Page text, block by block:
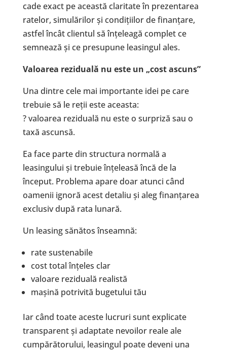
cade exact pe această claritate în prezentarea
ratelor, simulărilor și condițiilor de finanțare,
astfel încât clientul să înțeleagă complet ce
semnează și ce presupune leasingul ales.
Valoarea reziduală nu este un „cost ascuns”
Una dintre cele mai importante idei pe care
trebuie să le reții este aceasta:
? valoarea reziduală nu este o surpriză sau o
taxă ascunsă.
Ea face parte din structura normală a
leasingului și trebuie înțeleasă încă de la
început. Problema apare doar atunci când
oamenii ignoră acest detaliu și aleg finanțarea
exclusiv după rata lunară.
Un leasing sănătos înseamnă:
rate sustenabile
cost total înțeles clar
valoare reziduală realistă
mașină potrivită bugetului tău
Iar când toate aceste lucruri sunt explicate
transparent și adaptate nevoilor reale ale
cumpărătorului, leasingul poate deveni una